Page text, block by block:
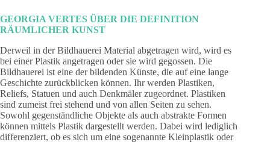
GEORGIA VERTES ÜBER DIE DEFINITION
RÄUMLICHER KUNST
Derweil in der Bildhauerei Material abgetragen wird, wird es
bei einer Plastik angetragen oder sie wird gegossen. Die
Bildhauerei ist eine der bildenden Künste, die auf eine lange
Geschichte zurückblicken können. Ihr werden Plastiken,
Reliefs, Statuen und auch Denkmäler zugeordnet. Plastiken
sind zumeist frei stehend und von allen Seiten zu sehen.
Sowohl gegenständliche Objekte als auch abstrakte Formen
können mittels Plastik dargestellt werden. Dabei wird lediglich
differenziert, ob es sich um eine sogenannte Kleinplastik oder